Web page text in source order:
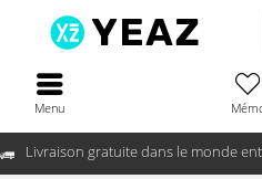
Livraison gratuite dans le monde
Menu